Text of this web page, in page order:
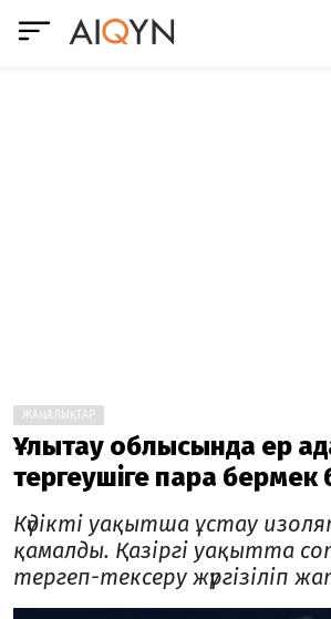
ЖАҢАЛЫҚТАР
Ұлытау облысында ер
тергеушіге пара бермек
Күдікті уақытша ұстау
қамалды. Қазіргі уақытта
тергеп-тексеру жүргізіліп